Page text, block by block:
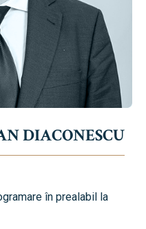
DIACONESCU
în prealabil la